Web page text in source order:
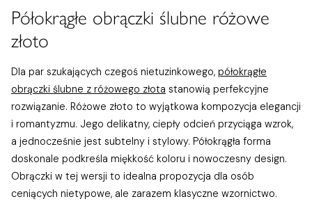
Półokrągłe obrączki ślubne różowe
złoto
Dla par szukających czegoś nietuzinkowego, półokrągłe
obrączki ślubne z różowego złota stanowią perfekcyjne
rozwiązanie. Różowe złoto to wyjątkowa kompozycja elegancji
i romantyzmu. Jego delikatny, ciepły odcień przyciąga wzrok,
a jednocześnie jest subtelny i stylowy. Półokrągła forma
doskonale podkreśla miękkość koloru i nowoczesny design.
Obrączki w tej wersji to idealna propozycja dla osób
ceniących nietypowe, ale zarazem klasyczne wzornictwo.